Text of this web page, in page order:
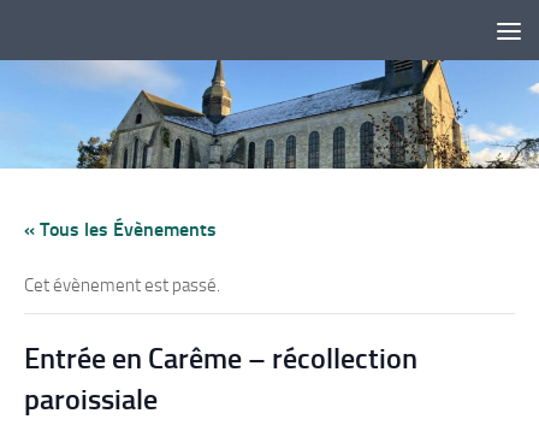
« Tous les Évènements
Cet évènement est passé.
Entrée en Carême – récollection
paroissiale